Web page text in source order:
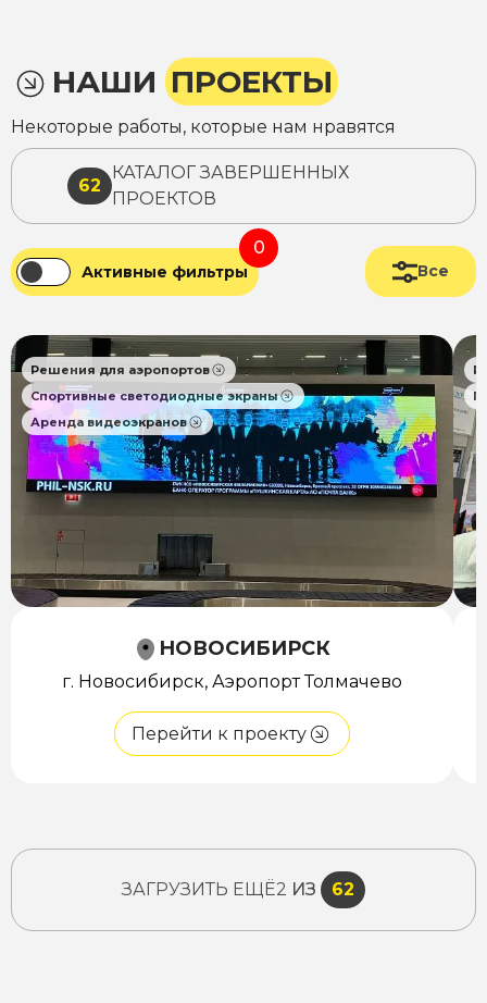
НАШИ ПРОЕКТЫ
Некоторые работы, которые нам нравятся
62
КАТАЛОГ ЗАВЕРШЕННЫХ
ПРОЕКТОВ
Активные фильтры
0
Все
Решения для аэропортов
Спортивные светодиодные экраны
Аренда видеоэкранов
НОВОСИБИРСК
г. Новосибирск, Аэропорт Толмачево
Перейти к проекту
ЗАГРУЗИТЬ ЕЩЁ2 ИЗ 62